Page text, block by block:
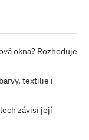
okna? Rozhoduje
textilie i
závisí její